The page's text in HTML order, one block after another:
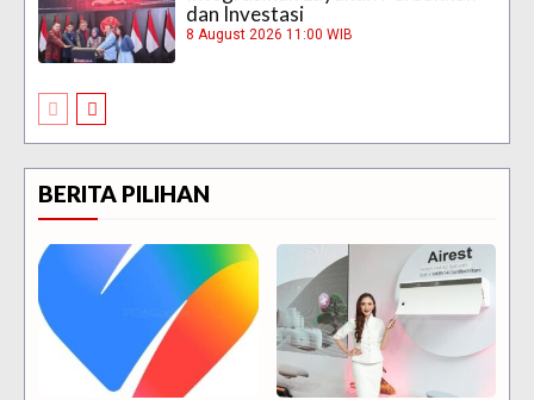
dan Investasi
8 August 2026 11:00 WIB
BERITA PILIHAN